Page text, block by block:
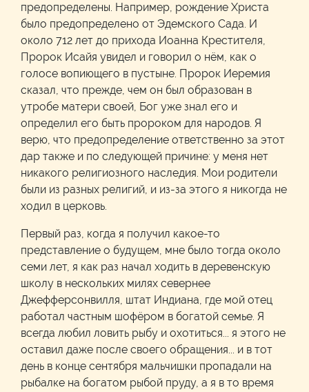
предопределены. Например, рождение Христа
было предопределено от Эдемского Сада. И
около 712 лет до прихода Иоанна Крестителя,
Пророк Исайя увидел и говорил о нём, как о
голосе вопиющего в пустыне. Пророк Иеремия
сказал, что прежде, чем он был образован в
утробе матери своей, Бог уже знал его и
определил его быть пророком для народов. Я
верю, что предопределение ответственно за этот
дар также и по следующей причине: у меня нет
никакого религиозного наследия. Мои родители
были из разных религий, и из-за этого я никогда не
ходил в церковь.
Первый раз, когда я получил какое-то
представление о будущем, мне было тогда около
семи лет, я как раз начал ходить в деревенскую
школу в нескольких милях севернее
Джефферсонвилля, штат Индиана, где мой отец
работал частным шофёром в богатой семье. Я
всегда любил ловить рыбу и охотиться... я этого не
оставил даже после своего обращения... и в тот
день в конце сентября мальчишки пропадали на
рыбалке на богатом рыбой пруду, а я в то время